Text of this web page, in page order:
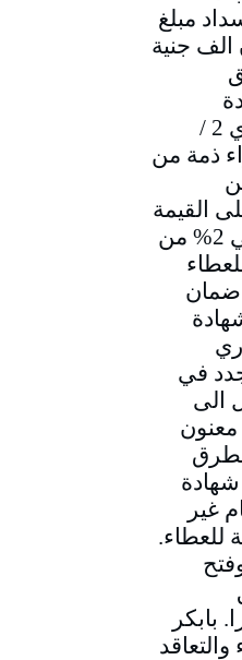
مبلغ
الف جنية
التسجيل من المسجل التجاري 2 /
إبراء ذمة من
على القيمة
المضافة 6/ إرفاق تامين مبدئي 2% من
ضمان
في
الى
معنون
ومصارف المياه. 7/ شهادة
العام غير
للعطاء.
ظهرا. بابكر